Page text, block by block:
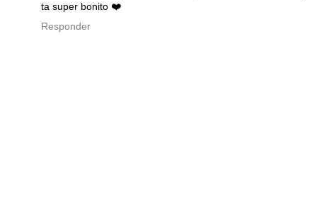
ta super bonito ❤️
Responder